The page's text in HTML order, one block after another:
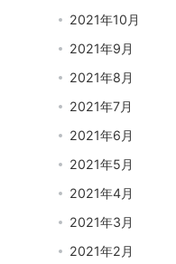
2021年10月
2021年9月
2021年8月
2021年7月
2021年6月
2021年5月
2021年4月
2021年3月
2021年2月